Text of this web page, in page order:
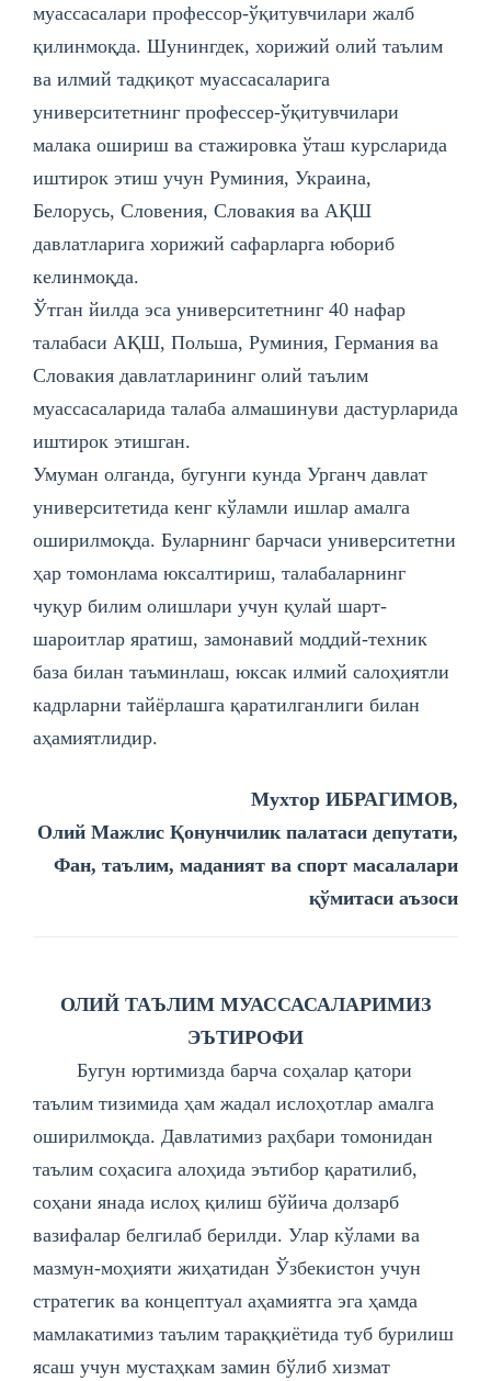
муассасалари профессор-ўқитувчилари жалб
қилинмоқда. Шунингдек, хорижий олий таълим
ва илмий тадқиқот муассасаларига
университетнинг профессер-ўқитувчилари
малака ошириш ва стажировка ўташ курсларида
иштирок этиш учун Руминия, Украина,
Белорусь, Словения, Словакия ва АҚШ
давлатларига хорижий сафарларга юбориб
келинмоқда.
Ўтган йилда эса университетнинг 40 нафар
талабаси АҚШ, Польша, Руминия, Германия ва
Словакия давлатларининг олий таълим
муассасаларида талаба алмашинуви дастурларида
иштирок этишган.
Умуман олганда, бугунги кунда Урганч давлат
университетида кенг кўламли ишлар амалга
оширилмоқда. Буларнинг барчаси университетни
ҳар томонлама юксалтириш, талабаларнинг
чуқур билим олишлари учун қулай шарт-
шароитлар яратиш, замонавий моддий-техник
база билан таъминлаш, юксак илмий салоҳиятли
кадрларни тайёрлашга қаратилганлиги билан
аҳамиятлидир.
Мухтор ИБРАГИМОВ,
Олий Мажлис Қонунчилик палатаси депутати,
Фан, таълим, маданият ва спорт масалалари
қўмитаси аъзоси
ОЛИЙ ТАЪЛИМ МУАССАСАЛАРИМИЗ
ЭЪТИРОФИ
Бугун юртимизда барча соҳалар қатори
таълим тизимида ҳам жадал ислоҳотлар амалга
оширилмоқда. Давлатимиз раҳбари томонидан
таълим соҳасига алоҳида эътибор қаратилиб,
соҳани янада ислоҳ қилиш бўйича долзарб
вазифалар белгилаб берилди. Улар кўлами ва
мазмун-моҳияти жиҳатидан Ўзбекистон учун
стратегик ва концептуал аҳамиятга эга ҳамда
мамлакатимиз таълим тараққиётида туб бурилиш
ясаш учун мустаҳкам замин бўлиб хизмат